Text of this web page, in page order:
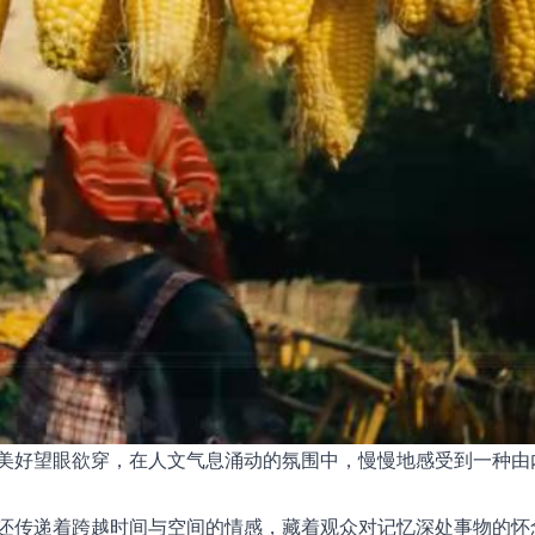
望眼欲穿，在人文气息涌动的氛围中，慢慢地感受到一种由
递着跨越时间与空间的情感，藏着观众对记忆深处事物的怀